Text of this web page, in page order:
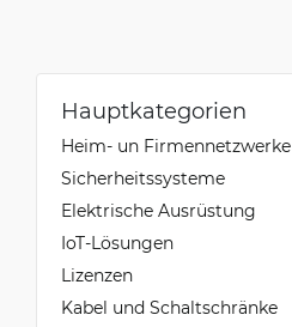
Hauptkategorien
Heim- un Firmennetzwerke
Sicherheitssysteme
Elektrische Ausrüstung
IoT-Lösungen
Lizenzen
Kabel und Schaltschränke